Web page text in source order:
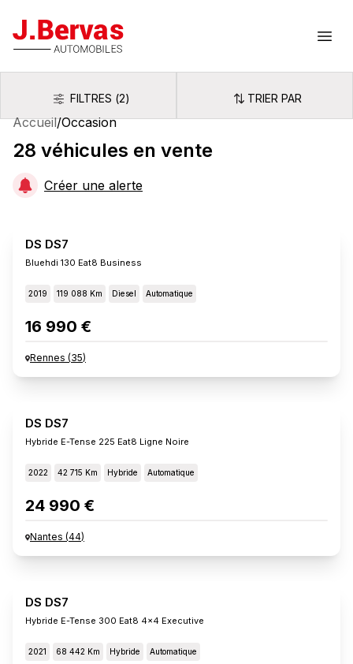
J.Bervas
FiltresFILTRES (2) Trier par
TRIER PAR
Accueil/Occasion
28 véhicules en vente
Créer une alerte
DS DS7
Bluehdi 130 Eat8 Business
2019 119 088 Km Diesel Automatique
16 990 €
Rennes (35)
DS DS7
Hybride E-Tense 225 Eat8 Ligne Noire
2022 42 715 Km Hybride Automatique
24 990 €
Nantes (44)
DS DS7
Hybride E-Tense 300 Eat8 4x4 Executive
2021 68 442 Km Hybride Automatique